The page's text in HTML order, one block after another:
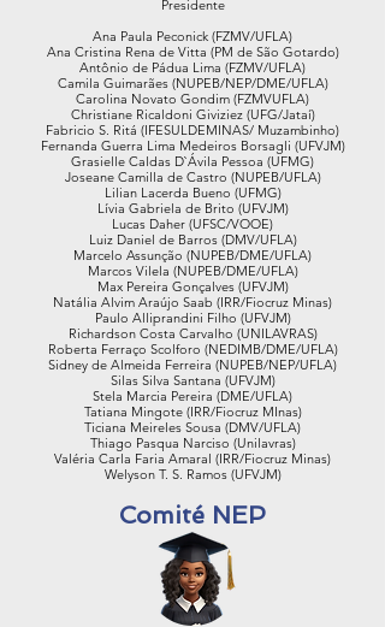
Presidente
Ana Paula Peconick (FZMV/UFLA)
Ana Cristina Rena de Vitta (PM de São Gotardo)
Antônio de Pádua Lima (FZMV/UFLA)
Camila Guimarães (NUPEB/NEP/DME/UFLA)
Carolina Novato Gondim (FZMVUFLA)​
Christiane Ricaldoni Giviziez (UFG/Jataí)
Fabricio S. Ritá (IFESULDEMINAS/ Muzambinho)
Fernanda Guerra Lima Medeiros Borsagli (UFVJM)
Grasielle Caldas D`Ávila Pessoa (UFMG)
Joseane Camilla de Castro (NUPEB/UFLA)
Lilian Lacerda Bueno (UFMG)
Lívia Gabriela de Brito (UFVJM)
Lucas Daher (UFSC/VOOE)
Luiz Daniel de Barros (DMV/UFLA)
Marcelo Assunção (NUPEB/DME/UFLA)
Marcos Vilela (NUPEB/DME/UFLA)
Max Pereira Gonçalves (UFVJM)
Natália Alvim Araújo Saab (IRR/Fiocruz Minas)
Paulo Alliprandini Filho (UFVJM)
Richardson Costa Carvalho (UNILAVRAS)
Roberta Ferraço Scolforo (NEDIMB/DME/UFLA)
Sidney de Almeida Ferreira (NUPEB/NEP/UFLA)
Silas Silva Santana (UFVJM)
Stela Marcia Pereira (DME/UFLA)
Tatiana Mingote (IRR/Fiocruz MInas)
Ticiana Meireles Sousa (DMV/UFLA)
Thiago Pasqua Narciso (Unilavras)
Valéria Carla Faria Amaral (IRR/Fiocruz Minas)​
Welyson T. S. Ramos (UFVJM)
Comité NEP